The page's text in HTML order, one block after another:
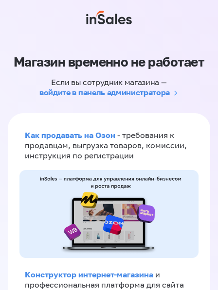
Магазин временно не работает
Если вы сотрудник магазина —
войдите в панель администратора
Как продавать на Озон - требования к
продавцам, выгрузка товаров, комиссии,
инструкция по регистрации
Конструктор интернет-магазина и
профессиональная платформа для сайта